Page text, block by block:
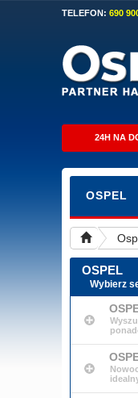
TELEFON: 690
24H NA
OSPEL
OSPEL
Wybierz